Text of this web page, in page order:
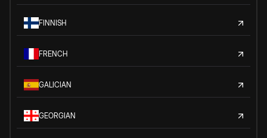
FINNISH
FRENCH
GALICIAN
GEORGIAN